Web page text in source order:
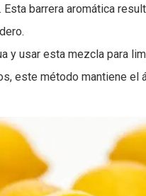
barrera aromática
y usar esta mezcla para
este método mantiene el